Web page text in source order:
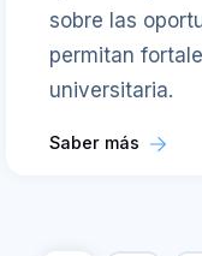
sobre las
permitan
universitaria.
Saber más